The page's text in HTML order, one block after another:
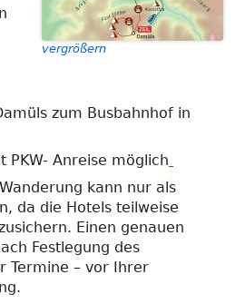
vergrößern
zum Busbahnhof in
PKW- Anreise möglich
kann nur als
da die Hotels teilweise
Einen genauen
Festlegung des
Termine – vor Ihrer